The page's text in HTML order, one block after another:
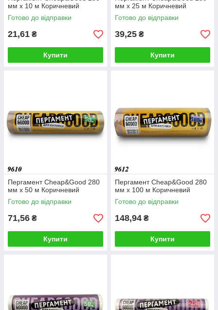
мм х 10 м Коричневий
Готово до відправки
21,61 ₴
Купити
мм х 25 м Коричневий
Готово до відправки
39,25 ₴
Купити
Пергамент Cheap&Good 280
мм х 50 м Коричневий
Готово до відправки
71,56 ₴
Купити
Пергамент Cheap&Good 280
мм х 100 м Коричневий
Готово до відправки
148,94 ₴
Купити